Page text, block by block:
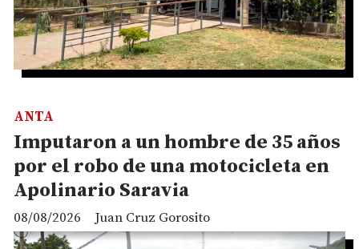
Imputaron a un hombre de 35 años
por el robo de una motocicleta en
Apolinario Saravia
Juan Cruz Gorosito
ANTA
08/08/2026